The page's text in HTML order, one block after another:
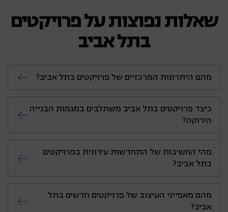
שאלות נפוצות על פרויקטים
בתל אביב
מהם היתרונות המרכזיים של פרויקטים בתל אביב?
פרויקטים בתל אביב מציעים שילוב של מיקום
מרכזי, עיצוב מתקדם ואיכות חיים גבוהה. הקרבה
עסקים הופכת אותם למבוקשים במיוחד עבור
משפחות, זוגות צעירים ומשקיעים.
כיצד פרויקטים בתל אביב משתלבים במגמות הבנייה
הירוקה?
פרויקטים רבים בתל אביב מתוכננים לפי עקרונות
הבנייה הירוקה, כולל שימוש בחומרים ממוחזרים,
שמטפח שטחים ירוקים ופתוחים.
מהי החשיבות של התחדשות עירונית בפרויקטים
בתל אביב?
ופינוי-בינוי, מאפשרת לשפר תשתיות, לחדש
מהם מאפייני העיצוב של פרויקטים חדשים בתל
אביב?